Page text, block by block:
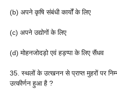
(b) अपने कृषि संबंधी कार्यों के लिए
(c) अपने उद्योगों के लिए
(d) मोहनजोदड़ो एवं हड़प्पा के लिए सैंधव
35. स्थलों के उत्खनन से प्राप्त मुहरों पर
उत्कीर्णन हुआ है ?